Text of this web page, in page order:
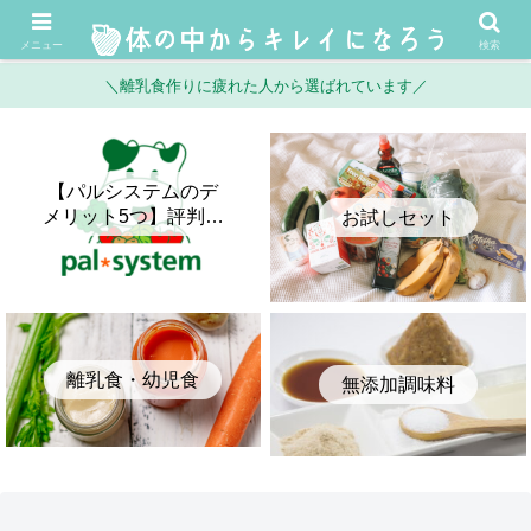
＼離乳食作りに疲れた人から選ばれています／
【パルシステムのデ
メリット5つ】評判・
口コミとメリットを
正直に比較してみた
お試しセット
離乳食・幼児食 無添加調味料
メニュー 検索